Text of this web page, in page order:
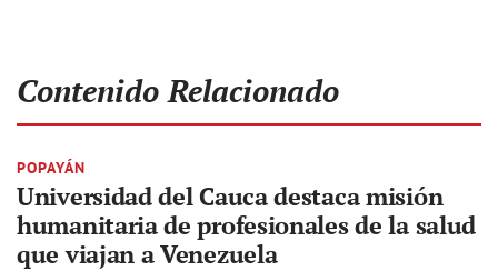
Contenido Relacionado
POPAYÁN
Universidad del Cauca destaca misión
humanitaria de profesionales de la salud
que viajan a Venezuela